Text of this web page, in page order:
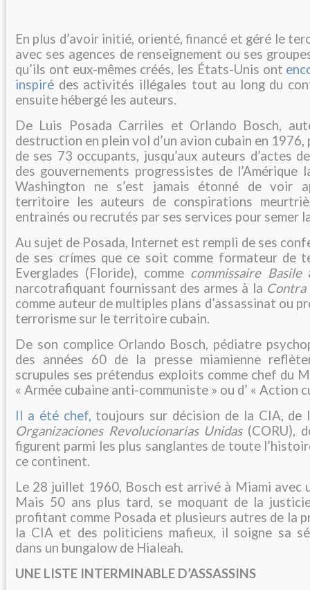
En plus d’avoir initié, orienté, financé et géré le
avec ses agences de renseignement ou ses
qu’ils ont eux-mêmes créés, les États-Unis ont
inspiré des activités illégales tout au long du
ensuite hébergé les auteurs.
De Luis Posada Carriles et Orlando Bosch,
destruction en plein vol d’un avion cubain en
de ses 73 occupants, jusqu’aux auteurs d’actes
des gouvernements progressistes de l’Amérique
Washington ne s’est jamais étonné de voir
territoire les auteurs de conspirations
entrainés ou recrutés par ses services pour semer
Au sujet de Posada, Internet est rempli de ses
de ses crímes que ce soit comme formateur de
Everglades (Floride), comme commissaire Basile
narcotrafiquant fournissant des armes à la Contra
comme auteur de multiples plans d’assassinat ou
terrorisme sur le territoire cubain.
De son complice Orlando Bosch, pédiatre
des années 60 de la presse miamienne
scrupules ses prétendus exploits comme chef du
« Armée cubaine anti-communiste » ou d’ « Action
Il a été chef, toujours sur décision de la CIA, de
Organizaciones Revolucionarias Unidas(CORU),
figurent parmi les plus sanglantes de toute
ce continent.
Le 28 juillet 1960, Bosch est arrivé à Miami avec
Mais 50 ans plus tard, se moquant de la
profitant comme Posada et plusieurs autres de la
la CIA et des politiciens mafieux, il soigne sa
dans un bungalow de Hialeah.
UNE LISTE INTERMINABLE D’ASSASSINS